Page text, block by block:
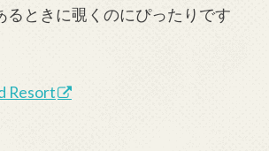
るときに覗くのにぴったりです
Resort